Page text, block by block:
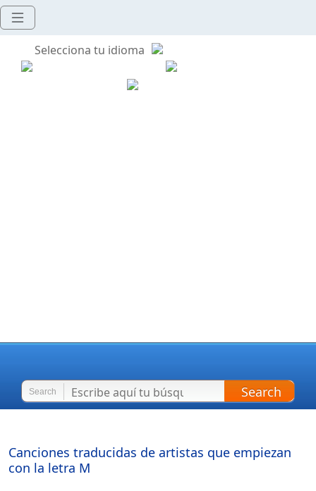
Selecciona tu idioma
Search Search
Canciones traducidas de artistas que empiezan
con la letra M